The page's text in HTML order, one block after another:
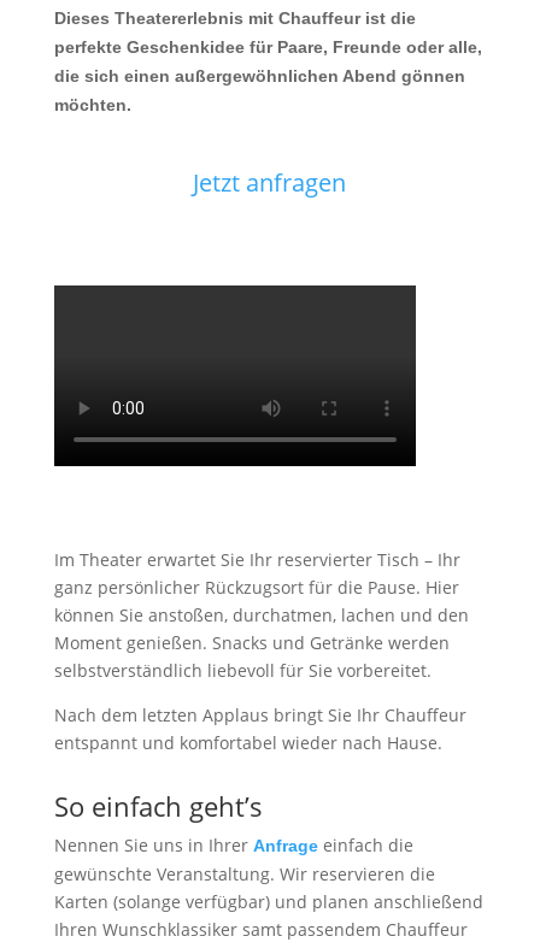
Dieses Theatererlebnis mit Chauffeur ist die
perfekte Geschenkidee für Paare, Freunde oder alle,
die sich einen außergewöhnlichen Abend gönnen
möchten.
Jetzt anfragen
Im Theater erwartet Sie Ihr reservierter Tisch – Ihr
ganz persönlicher Rückzugsort für die Pause. Hier
können Sie anstoßen, durchatmen, lachen und den
Moment genießen. Snacks und Getränke werden
selbstverständlich liebevoll für Sie vorbereitet.
Nach dem letzten Applaus bringt Sie Ihr Chauffeur
entspannt und komfortabel wieder nach Hause.
So einfach geht’s
Nennen Sie uns in Ihrer Anfrageeinfach die
gewünschte Veranstaltung. Wir reservieren die
Karten (solange verfügbar) und planen anschließend
Ihren Wunschklassiker samt passendem Chauffeur